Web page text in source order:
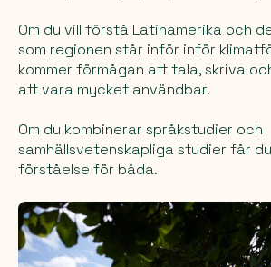
Om du vill förstå Latinamerika och
som regionen står inför inför
kommer förmågan att tala, skriva
att vara mycket användbar.
Om du kombinerar språkstudier och
samhällsvetenskapliga studier får
förståelse för båda.